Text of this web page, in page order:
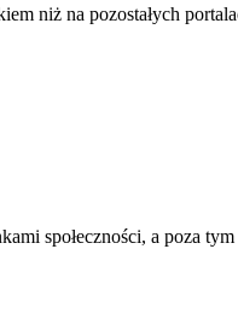
niż na pozostałych
społeczności, a poza